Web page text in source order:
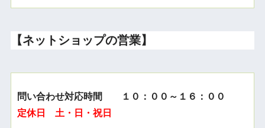
【ネットショップの営業】
問い合わせ対応時間 １０：００～１６：００
定休日 土・日・祝日